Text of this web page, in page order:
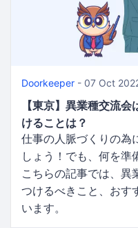
Doorkeeper - 07 Oct
【東京】異業種交流
けることは？
仕事の人脈づくりの為
しょう！でも、何を準
こちらの記事では、異
つけるべきこと、おす
います。